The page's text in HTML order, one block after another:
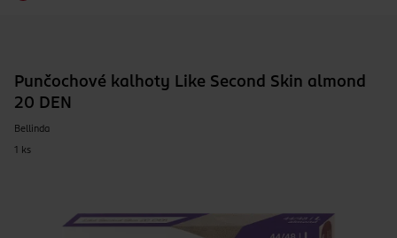
Punčochové kalhoty Like Second Skin almond
20 DEN
Bellinda
1 ks